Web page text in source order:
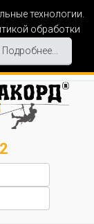
технологии.
обработки
Подробнее...